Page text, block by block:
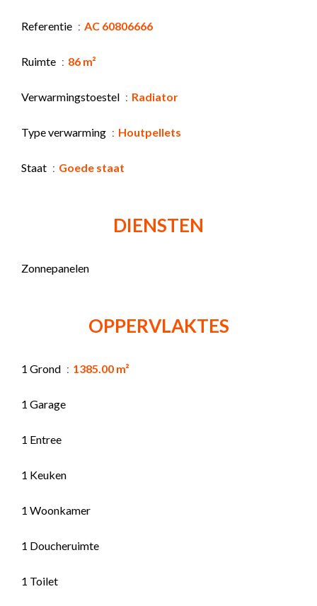
Referentie AC 60806666
Ruimte 86 m²
Verwarmingstoestel Radiator
Type verwarming Houtpellets
Staat Goede staat
DIENSTEN
Zonnepanelen
OPPERVLAKTES
1 Grond 1385.00 m²
1 Garage
1 Entree
1 Keuken
1 Woonkamer
1 Doucheruimte
1 Toilet